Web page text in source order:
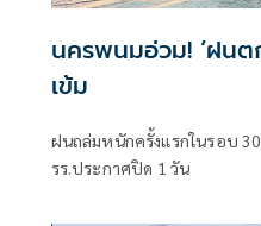
นครพนมอ่วม! ‘ฝนตกแสนห่า’ สั่ง14จว.ใต้
เข้ม
ฝนถล่มหนักครั้งแรกในรอบ
รร.ประกาศปิด 1 วัน